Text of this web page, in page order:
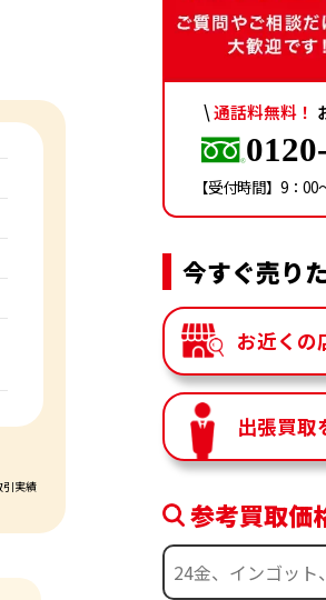
実績
\通話料無料！
【受付時間】9：
今すぐ売り
お近くの
出張買取
参考買取価